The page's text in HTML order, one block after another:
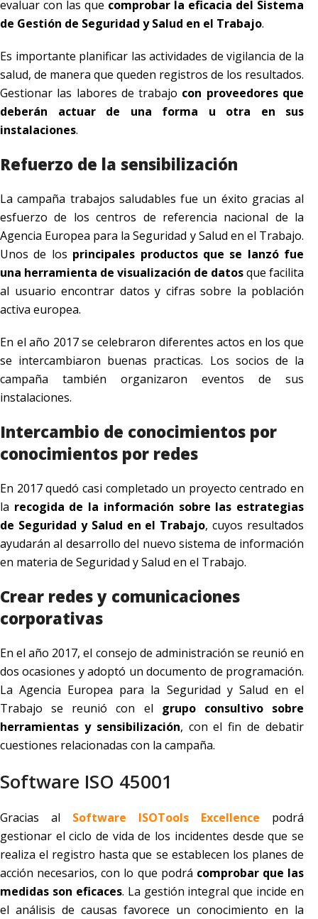
evaluar con las que comprobar la eficacia del Sistema
de Gestión de Seguridad y Salud en el Trabajo.
Es importante planificar las actividades de vigilancia de la
salud, de manera que queden registros de los resultados.
Gestionar las labores de trabajo con proveedores que
deberán actuar de una forma u otra en sus
instalaciones.
Refuerzo de la sensibilización
La campaña trabajos saludables fue un éxito gracias al
esfuerzo de los centros de referencia nacional de la
Agencia Europea para la Seguridad y Salud en el Trabajo.
Unos de los principales productos que se lanzó fue
una herramienta de visualización de datosque facilita
al usuario encontrar datos y cifras sobre la población
activa europea.
En el año 2017 se celebraron diferentes actos en los que
se intercambiaron buenas practicas. Los socios de la
campaña también organizaron eventos de sus
instalaciones.
Intercambio de conocimientos por
conocimientos por redes
En 2017 quedó casi completado un proyecto centrado en
la recogida de la información sobre las estrategias
de Seguridad y Salud en el Trabajo, cuyos resultados
ayudarán al desarrollo del nuevo sistema de información
en materia de Seguridad y Salud en el Trabajo.
Crear redes y comunicaciones
corporativas
En el año 2017, el consejo de administración se reunió en
dos ocasiones y adoptó un documento de programación.
La Agencia Europea para la Seguridad y Salud en el
Trabajo se reunió con el grupo consultivo sobre
herramientas y sensibilización, con el fin de debatir
cuestiones relacionadas con la campaña.
Software ISO 45001
Gracias al Software ISOTools Excellence podrá
gestionar el ciclo de vida de los incidentes desde que se
realiza el registro hasta que se establecen los planes de
acción necesarios, con lo que podrá comprobar que las
medidas son eficaces. La gestión integral que incide en
el análisis de causas favorece un conocimiento en la